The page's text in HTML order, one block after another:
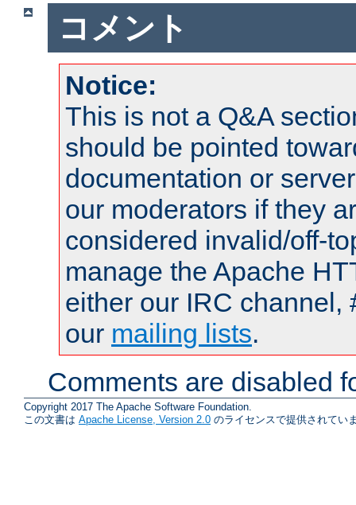
コメント
Notice:
This is not a Q&A
should be pointed
documentation or
our moderators if they
considered invalid/off-
manage the Apache
either our IRC channel,
our mailing lists.
Comments are disabled
Copyright 2017 The Apache Software Foundation.
この文書は Apache License, Version 2.0 のライセンスで提供されてい